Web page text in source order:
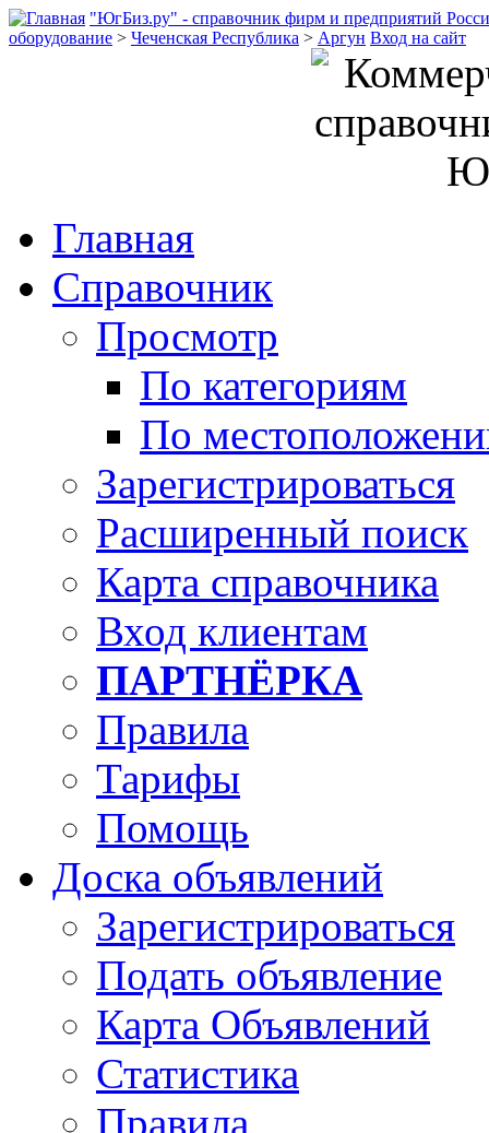
"ЮгБиз.ру" - справочник фирм и предприятий
оборудование > Чеченская Республика > Аргун Вход на сайт
Главная
Справочник
Просмотр
По категориям
По
Зарегистрироваться
Расширенный поиск
Карта справочника
Вход клиентам
ПАРТНЁРКА
Правила
Тарифы
Помощь
Доска объявлений
Зарегистрироваться
Подать объявление
Карта Объявлений
Статистика
Правила